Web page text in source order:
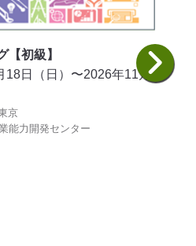
【初級】
18日（日）〜2026年11月
京
能力開発センター
ミン